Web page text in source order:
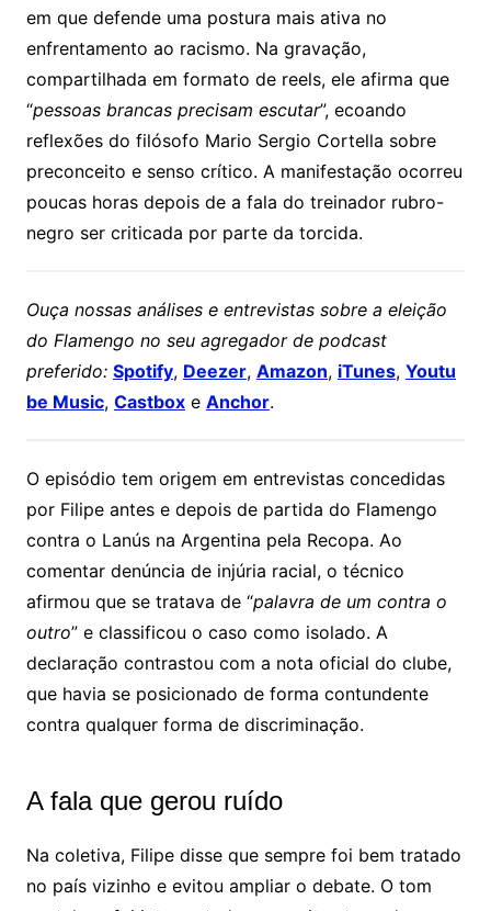
em que defende uma postura mais ativa no
enfrentamento ao racismo. Na gravação,
compartilhada em formato de reels, ele afirma que
“pessoas brancas precisam escutar”, ecoando
reflexões do filósofo Mario Sergio Cortella sobre
preconceito e senso crítico. A manifestação ocorreu
poucas horas depois de a fala do treinador rubro-
negro ser criticada por parte da torcida.
Ouça nossas análises e entrevistas sobre a eleição
do Flamengo no seu agregador de podcast
preferido: Spotify, Deezer, Amazon, iTunes, Youtu
be Music, Castboxe Anchor.
O episódio tem origem em entrevistas concedidas
por Filipe antes e depois de partida do Flamengo
contra o Lanús na Argentina pela Recopa. Ao
comentar denúncia de injúria racial, o técnico
afirmou que se tratava de “palavra de um contra o
outro” e classificou o caso como isolado. A
declaração contrastou com a nota oficial do clube,
que havia se posicionado de forma contundente
contra qualquer forma de discriminação.
A fala que gerou ruído
Na coletiva, Filipe disse que sempre foi bem tratado
no país vizinho e evitou ampliar o debate. O tom